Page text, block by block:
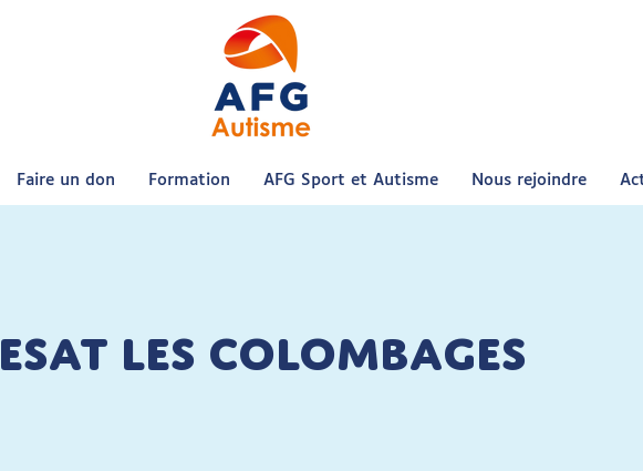
Faire un don Formation AFG Sport et Autisme Nous rejoindre
ESAT LES COLOMBAGES